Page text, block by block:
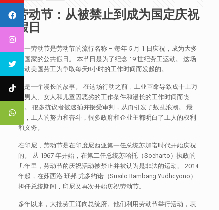
劳动节：从被禁止到成为国定庆祝
假日
五一劳动节是劳动节的流行名称 – 每年 5 月 1 日庆祝，成为大多
数国家的公共假日。 本节日是为了纪念 19 世纪劳工运动。 这场
运动美国劳工为争取每天8小时的工作时间而发起的。
这是一个漫长的故事。 在这场行动之前，工业革命导致成千上万
的男人、女人和儿童因恶劣的工作条件和漫长的工作时间而丧
生。 很多抗议者被逮捕并接受审判，从而引发了叛乱浪潮。 最
后，工人的努力和奋斗，很多政府和企业主都明白了工人的权利
和义务。
在印尼，劳动节是在印度尼西亚第一任总统苏加诺时代开始庆祝
的。 从 1967 年开始，在第二任总统苏哈托（Soeharto）执政的
几年里，劳动节的庆祝活动被禁止并被认为是非法的运动。 2014
年起，在苏西洛·班邦·尤多约诺（Susilo Bambang Yudhoyono）
担任总统期间，印尼又再次开始庆祝劳动节。
多年以来，大批劳工涌向总统府。他们利用劳动节举行活动，表